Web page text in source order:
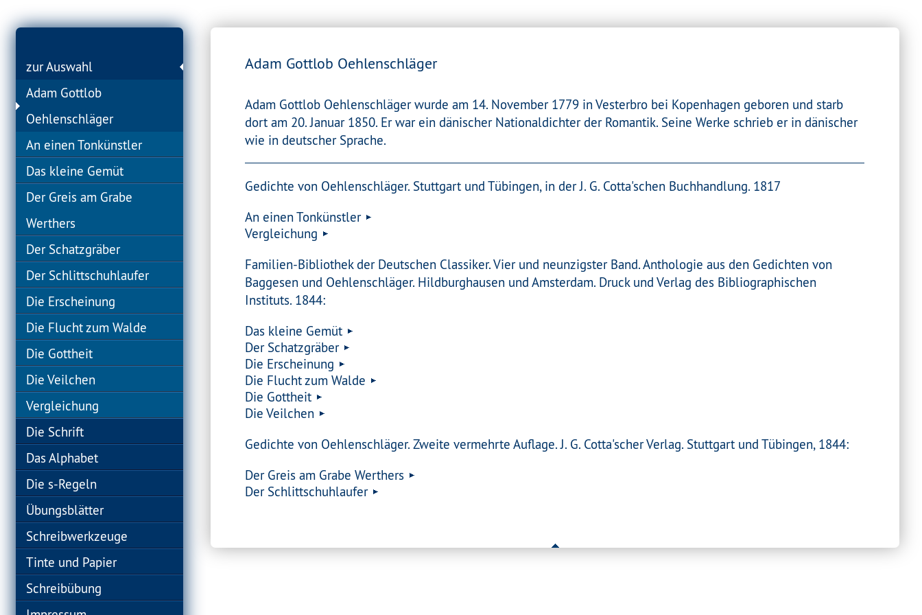
zur Auswahl
Adam Gottlob
Oehlenschläger
An einen Tonkünstler
Das kleine Gemüt
Der Greis am Grabe
Werthers
Der Schatzgräber
Der Schlittschuhlaufer
Die Erscheinung
Die Flucht zum Walde
Die Gottheit
Die Veilchen
Vergleichung
Die Schrift
Das Alphabet
Die s-Regeln
Übungsblätter
Schreibwerkzeuge
Tinte und Papier
Schreibübung
Adam Gottlob Oehlenschläger
Adam Gottlob Oehlenschläger wurde am 14. November 1779 in Vesterbro bei Kopenhagen geboren und starb
dort am 20. Januar 1850. Er war ein dänischer Nationaldichter der Romantik. Seine Werke schrieb er in dänischer
wie in deutscher Sprache.
Gedichte von Oehlenschläger. Stuttgart und Tübingen, in der J. G. Cotta'schen Buchhandlung. 1817
An einen Tonkünstler
Vergleichung
Familien-Bibliothek der Deutschen Classiker. Vier und neunzigster Band. Anthologie aus den Gedichten von
Baggesen und Oehlenschläger. Hildburghausen und Amsterdam. Druck und Verlag des Bibliographischen
Instituts. 1844:
Das kleine Gemüt
Der Schatzgräber
Die Erscheinung
Die Flucht zum Walde
Die Gottheit
Die Veilchen
Gedichte von Oehlenschläger. Zweite vermehrte Auflage. J. G. Cotta'scher Verlag. Stuttgart und Tübingen, 1844:
Der Greis am Grabe Werthers
Der Schlittschuhlaufer